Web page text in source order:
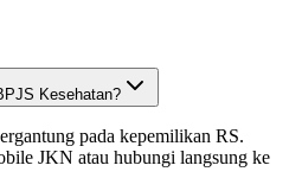
Kesehatan?
pada kepemilikan RS.
JKN atau hubungi langsung ke